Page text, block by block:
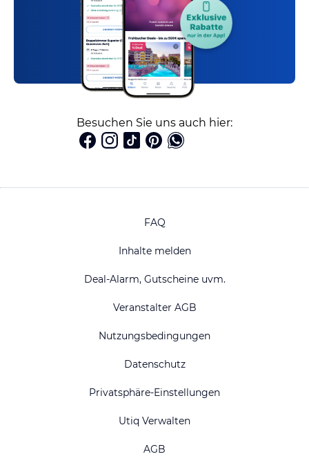
Besuchen Sie uns auch hier:
FAQ
Inhalte melden
Deal-Alarm, Gutscheine uvm.
Veranstalter AGB
Nutzungsbedingungen
Datenschutz
Privatsphäre-Einstellungen
Utiq Verwalten
AGB